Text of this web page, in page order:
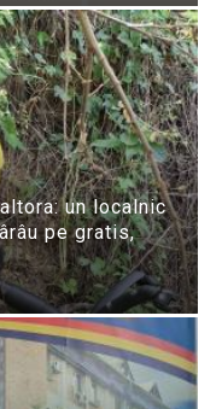
un localnic
pe gratis,